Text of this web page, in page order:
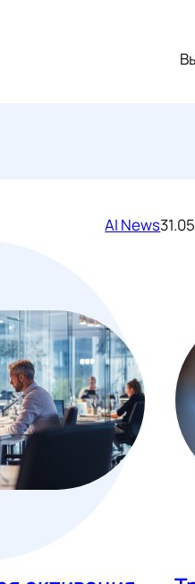
AI News